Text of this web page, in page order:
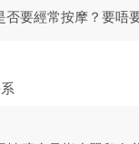
要經常按摩？要唔